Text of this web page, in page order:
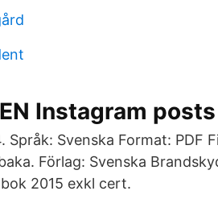
Instagram
Språk: Svenska Format: PDF
Förlag: Svenska
2015 exkl cert.